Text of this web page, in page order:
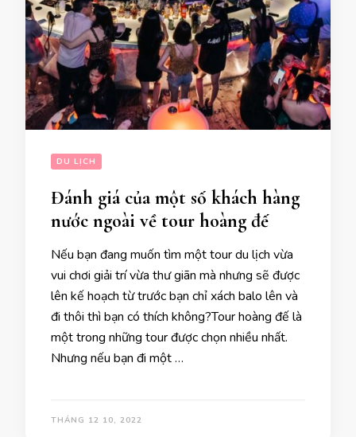
DU LỊCH
Đánh giá của một số khách hàng
nước ngoài về tour hoàng đế
Nếu bạn đang muốn tìm một tour du lịch vừa
vui chơi giải trí vừa thư giãn mà nhưng sẽ được
lên kế hoạch từ trước bạn chỉ xách balo lên và
đi thôi thì bạn có thích không?Tour hoàng đế là
một trong những tour được chọn nhiều nhất.
Nhưng nếu bạn đi một …
THÁNG 12 10, 2022